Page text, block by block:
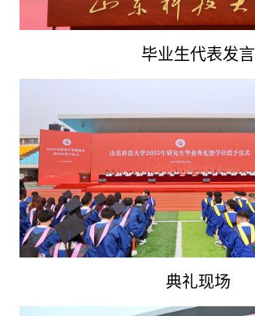
毕业生代表发言
典礼现场